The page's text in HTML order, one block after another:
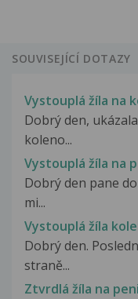
SOUVISEJÍCÍ DOTAZY
Vystouplá žíla na
Dobrý den,
koleno...
Vystouplá žíla na
Dobrý den pane
mi...
Vystouplá žíla
Dobrý den.
straně...
Ztvrdlá žíla na